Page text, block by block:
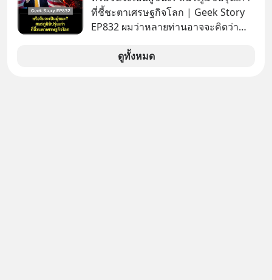
ล้านครั้งแล้ว
ที่ชี้ชะตาเศรษฐกิจโลก | Geek Story
EP832 ผมว่าหลายท่านอาจจะคิดว่า
คิดใหม่ได้เลยครับ! ในขณะที่โลกโฟกัส
ดูทั้งหมด